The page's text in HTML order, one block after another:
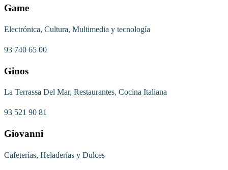
Game
Electrónica, Cultura, Multimedia y tecnología
93 740 65 00
Ginos
La Terrassa Del Mar, Restaurantes, Cocina Italiana
93 521 90 81
Giovanni
Cafeterías, Heladerías y Dulces